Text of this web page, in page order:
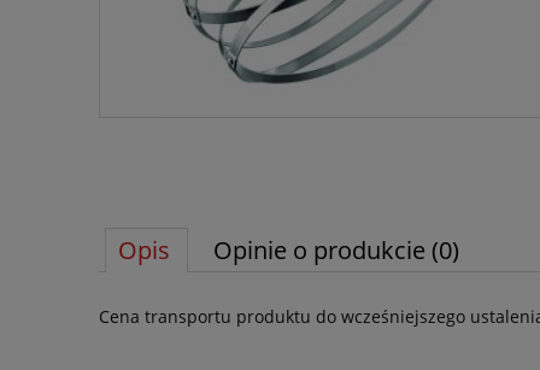
Opis Opinie o produkcie (0)
Cena transportu produktu do wcześniejszego